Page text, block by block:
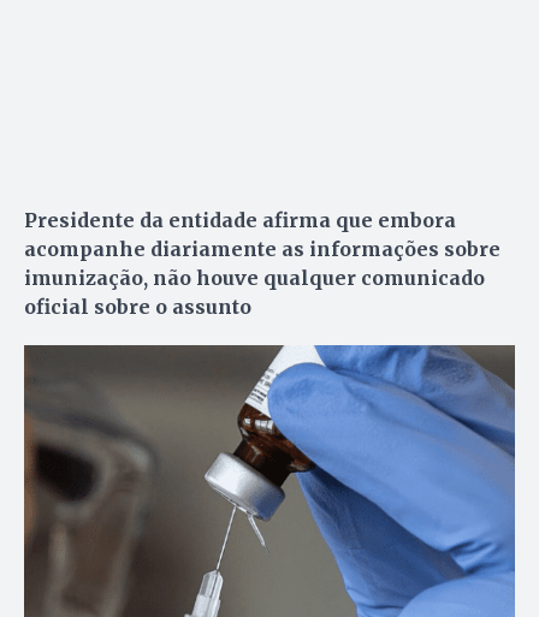
Presidente da entidade afirma que embora
acompanhe diariamente as informações sobre
imunização, não houve qualquer comunicado
oficial sobre o assunto